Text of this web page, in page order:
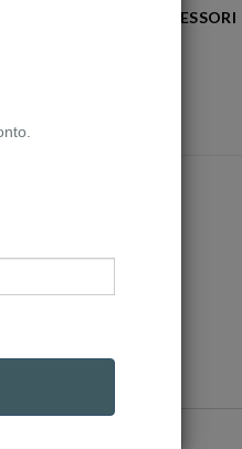
ACCESSORI